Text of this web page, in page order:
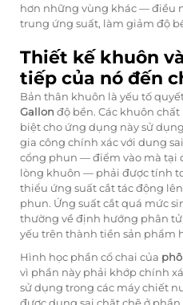
hơn những vùng khác — điều
trung ứng suất, làm giảm độ
Thiết kế khuôn
tiếp của nó đến
Bản thân khuôn là yếu tố
Gallon độ bền. Các khuôn
biệt cho ứng dụng này sử
gia công chính xác với dung
cổng phun — điểm vào mà tại
lòng khuôn — phải được tính
thiểu ứng suất cắt tác động
phun. Ứng suất cắt quá mức
thường về định hướng phân
yếu trên thành tiền sản phẩm
Hình học phần cổ chai của
vì phần này phải khớp chính
sử dụng trong các máy chiết